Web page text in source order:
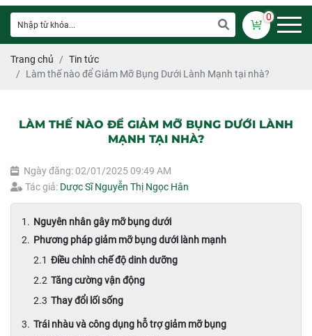
0
Trang chủ
Tin tức
Làm thế nào để Giảm Mỡ Bụng Dưới Lành Mạnh tại nhà?
LÀM THẾ NÀO ĐỂ GIẢM MỠ BỤNG DƯỚI LÀNH
MẠNH TẠI NHÀ?
Ngày đăng: 02/01/2025 09:49 AM
Tác giả: Dược Sĩ Nguyễn Thị Ngọc Hân
Nguyên nhân gây mỡ bụng dưới
Phương pháp giảm mỡ bụng dưới lành mạnh
Điều chỉnh chế độ dinh dưỡng
Tăng cường vận động
Thay đổi lối sống
Trái nhàu và công dụng hỗ trợ giảm mỡ bụng